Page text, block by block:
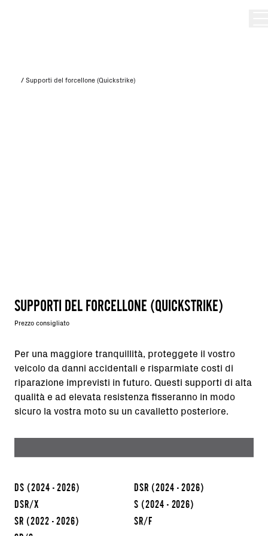
/ Supporti del forcellone (Quickstrike)
SUPPORTI DEL FORCELLONE (QUICKSTRIKE)
Prezzo consigliato
Per una maggiore tranquillità, proteggete il vostro
veicolo da danni accidentali e risparmiate costi di
riparazione imprevisti in futuro. Questi supporti di alta
qualità e ad elevata resistenza fisseranno in modo
sicuro la vostra moto su un cavalletto posteriore.
DS (2024 - 2026) DSR (2024 - 2026)
DSR/X
S (2024 - 2026)
SR (2022 - 2026)
SR/F